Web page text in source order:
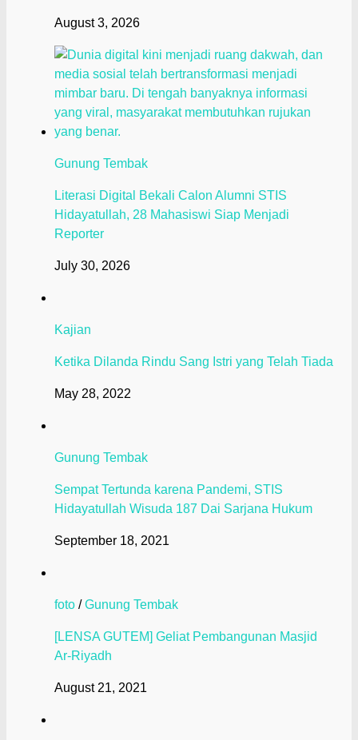
August 3, 2026
Gunung Tembak
Literasi Digital Bekali Calon Alumni STIS
Hidayatullah, 28 Mahasiswi Siap Menjadi
Reporter
July 30, 2026
Kajian
Ketika Dilanda Rindu Sang Istri yang Telah Tiada
May 28, 2022
Gunung Tembak
Sempat Tertunda karena Pandemi, STIS
Hidayatullah Wisuda 187 Dai Sarjana Hukum
September 18, 2021
foto /Gunung Tembak
[LENSA GUTEM] Geliat Pembangunan Masjid
Ar-Riyadh
August 21, 2021